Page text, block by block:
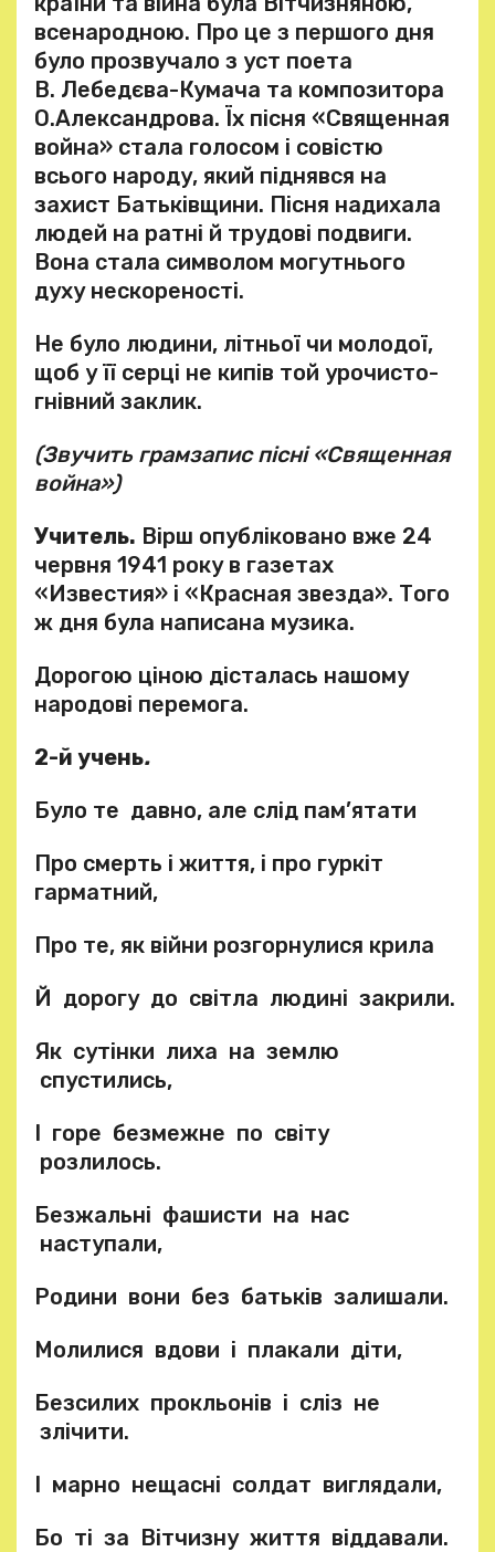
всенародною. Про це з першого дня
було прозвучало з уст поета
В. Лебедєва-Кумача та композитора
О.Александрова. Їх пісня «Священная
война» стала голосом і совістю
всього народу, який піднявся на
захист Батьківщини. Пісня надихала
людей на ратні й трудові подвиги.
Вона стала символом могутнього
духу нескореності.
Не було людини, літньої чи молодої,
щоб у її серці не кипів той урочисто-
гнівний заклик.
(Звучить грамзапис пісні «Священная
война»)
Учитель. Вірш опубліковано вже 24
червня 1941 року в газетах
«Известия» і «Красная звезда». Того
ж дня була написана музика.
Дорогою ціною дісталась нашому
народові перемога.
2-й учень.
Було те давно, але слід пам’ятати
Про смерть і життя, і про гуркіт
гарматний,
Про те, як війни розгорнулися крила
Й дорогу до світла людині закрили.
Як сутінки лиха на землю
спустились,
І горе безмежне по світу
розлилось.
Безжальні фашисти на нас
наступали,
Родини вони без батьків залишали.
Молилися вдови і плакали діти,
Безсилих прокльонів і сліз не
злічити.
І марно нещасні солдат виглядали,
Бо ті за Вітчизну життя віддавали.